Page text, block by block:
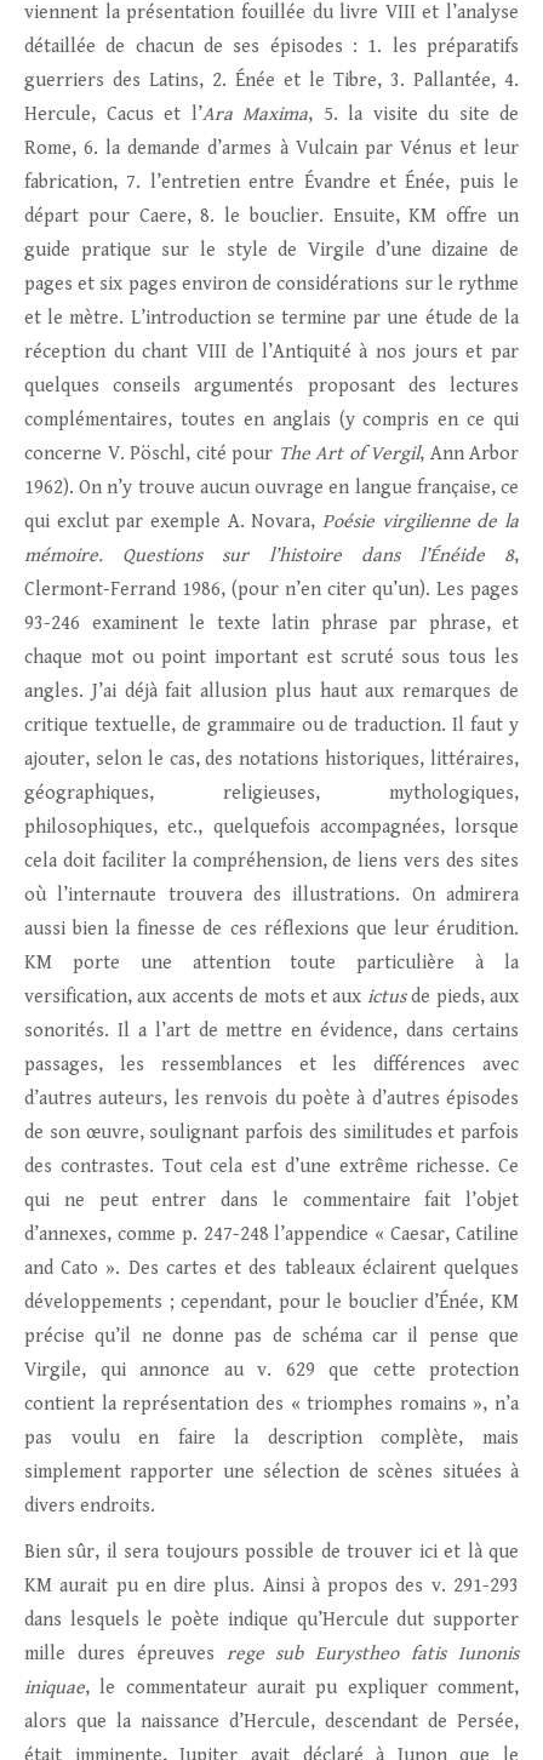
viennent la présentation fouillée du livre VIII et l’analyse
détaillée de chacun de ses épisodes : 1. les préparatifs
guerriers des Latins, 2. Énée et le Tibre, 3. Pallantée, 4.
Hercule, Cacus et l’Ara Maxima, 5. la visite du site de
Rome, 6. la demande d’armes à Vulcain par Vénus et leur
fabrication, 7. l’entretien entre Évandre et Énée, puis le
départ pour Caere, 8. le bouclier. Ensuite, KM offre un
guide pratique sur le style de Virgile d’une dizaine de
pages et six pages environ de considérations sur le rythme
et le mètre. L’introduction se termine par une étude de la
réception du chant VIII de l’Antiquité à nos jours et par
quelques conseils argumentés proposant des lectures
complémentaires, toutes en anglais (y compris en ce qui
concerne V. Pöschl, cité pour The Art of Vergil, Ann Arbor
1962). On n’y trouve aucun ouvrage en langue française, ce
qui exclut par exemple A. Novara, Poésie virgilienne de la
mémoire. Questions sur l’histoire dans l’Énéide 8,
Clermont-Ferrand 1986, (pour n’en citer qu’un). Les pages
93-246 examinent le texte latin phrase par phrase, et
chaque mot ou point important est scruté sous tous les
angles. J’ai déjà fait allusion plus haut aux remarques de
critique textuelle, de grammaire ou de traduction. Il faut y
ajouter, selon le cas, des notations historiques, littéraires,
géographiques, religieuses, mythologiques,
philosophiques, etc., quelquefois accompagnées, lorsque
cela doit faciliter la compréhension, de liens vers des sites
où l’internaute trouvera des illustrations. On admirera
aussi bien la finesse de ces réflexions que leur érudition.
KM porte une attention toute particulière à la
versification, aux accents de mots et aux ictusde pieds, aux
sonorités. Il a l’art de mettre en évidence, dans certains
passages, les ressemblances et les différences avec
d’autres auteurs, les renvois du poète à d’autres épisodes
de son œuvre, soulignant parfois des similitudes et parfois
des contrastes. Tout cela est d’une extrême richesse. Ce
qui ne peut entrer dans le commentaire fait l’objet
d’annexes, comme p. 247-248 l’appendice « Caesar, Catiline
and Cato ». Des cartes et des tableaux éclairent quelques
développements ; cependant, pour le bouclier d’Énée, KM
précise qu’il ne donne pas de schéma car il pense que
Virgile, qui annonce au v. 629 que cette protection
contient la représentation des « triomphes romains », n’a
pas voulu en faire la description complète, mais
simplement rapporter une sélection de scènes situées à
divers endroits.
Bien sûr, il sera toujours possible de trouver ici et là que
KM aurait pu en dire plus. Ainsi à propos des v. 291-293
dans lesquels le poète indique qu’Hercule dut supporter
mille dures épreuves rege sub Eurystheo fatis Iunonis
iniquae, le commentateur aurait pu expliquer comment,
alors que la naissance d’Hercule, descendant de Persée,